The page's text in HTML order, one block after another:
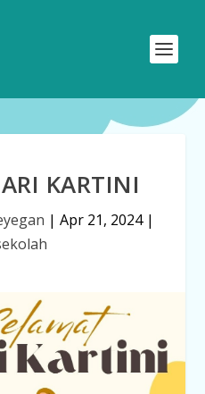
KARTINI
| Apr 21, 2024|